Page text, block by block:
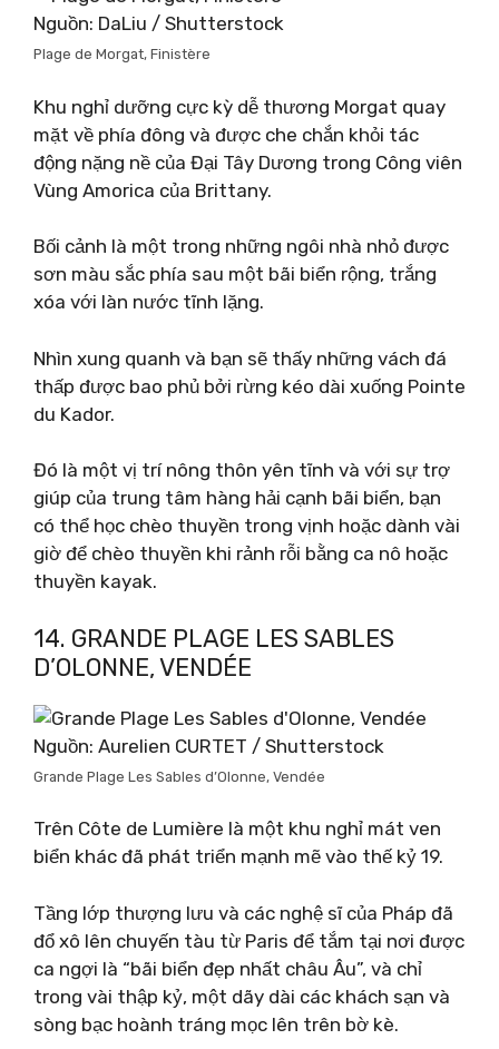
Nguồn: DaLiu / Shutterstock
Plage de Morgat, Finistère
Khu nghỉ dưỡng cực kỳ dễ thương Morgat quay
mặt về phía đông và được che chắn khỏi tác
động nặng nề của Đại Tây Dương trong Công viên
Vùng Amorica của Brittany.
Bối cảnh là một trong những ngôi nhà nhỏ được
sơn màu sắc phía sau một bãi biển rộng, trắng
xóa với làn nước tĩnh lặng.
Nhìn xung quanh và bạn sẽ thấy những vách đá
thấp được bao phủ bởi rừng kéo dài xuống Pointe
du Kador.
Đó là một vị trí nông thôn yên tĩnh và với sự trợ
giúp của trung tâm hàng hải cạnh bãi biển, bạn
có thể học chèo thuyền trong vịnh hoặc dành vài
giờ để chèo thuyền khi rảnh rỗi bằng ca nô hoặc
thuyền kayak.
14. GRANDE PLAGE LES SABLES
D’OLONNE, VENDÉE
Nguồn: Aurelien CURTET / Shutterstock
Grande Plage Les Sables d’Olonne, Vendée
Trên Côte de Lumière là một khu nghỉ mát ven
biển khác đã phát triển mạnh mẽ vào thế kỷ 19.
Tầng lớp thượng lưu và các nghệ sĩ của Pháp đã
đổ xô lên chuyến tàu từ Paris để tắm tại nơi được
ca ngợi là “bãi biển đẹp nhất châu Âu”, và chỉ
trong vài thập kỷ, một dãy dài các khách sạn và
sòng bạc hoành tráng mọc lên trên bờ kè.